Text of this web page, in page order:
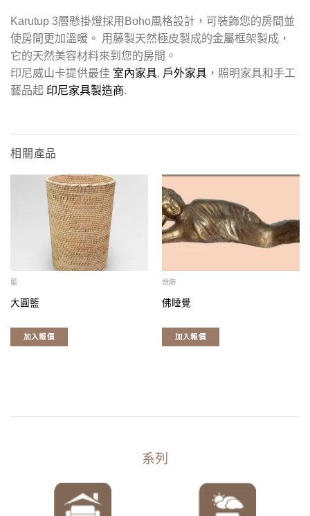
Karutup 3層懸掛燈採用Boho風格設計，可裝飾您的房間並
使房間更加溫暖。 用藤製天然極皮製成的金屬框架製成，
它的天然美容材料來到您的房間。
印尼威山卡提供最佳 室內家具, 戶外家具 ，照明家具和手工
藝品起 印尼家具製造商.
相關產品
籃
大圓籃
加入報價
燈飾
佛睡覺
加入報價
系列